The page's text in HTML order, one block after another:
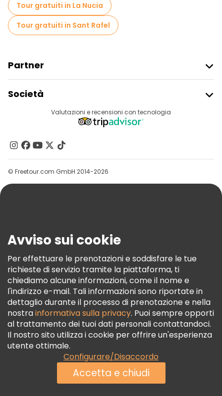
Tour gratuiti in La Nucia
Tour gratuiti in Sant Rafel
Partner
Accesso Del Fornitore
Programma Di Affiliazione
Società
Destinazioni
Contattaci
Gruppi
Aiuto
Termini E Condizioni
Informativa Sui Cookie
Freetour Premi
Programma Di Fidelizzazione
Valutazioni e recensioni con tecnologia
© Freetour.com GmbH 2014-2026
Avviso sui cookie
Per effettuare le prenotazioni e soddisfare le tue
richieste di servizio tramite la piattaforma, ti
chiediamo alcune informazioni, come il nome e
l'indirizzo e-mail. Tali informazioni sono riportate in
dettaglio durante il processo di prenotazione e nella
nostrainformativa sulla privacy. Puoi sempre opporti
al trattamento dei tuoi dati personali contattandoci.
Il nostro sito utilizza i cookie per offrire un'esperienza
utente ottimale.
Configurare/Disaccordo
Accetta e chiudi